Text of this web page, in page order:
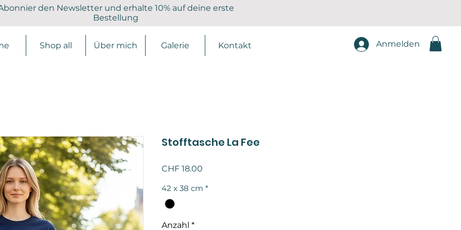
Anmelden
den Newsletter und erhalte 10% auf deine erste
Bestellung
Shop all Über mich Galerie Kontakt
Stofftasche La Fee
CHF 18.00
42 x 38 cm *
Anzahl *